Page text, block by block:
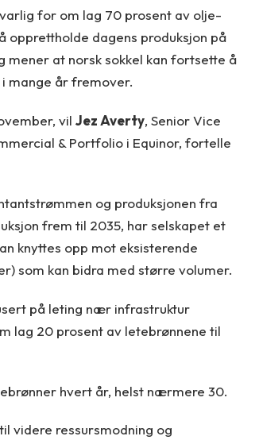
for om lag 70 prosent av olje-
opprettholde dagens produksjon på
mener at norsk sokkel kan fortsette å
mange år fremover.
vil Jez Averty, Senior Vice
& Portfolio i Equinor, fortelle
og produksjonen fra
frem til 2035, har selskapet et
knyttes opp mot eksisterende
som kan bidra med større volumer.
på leting nær infrastruktur
lag 20 prosent av letebrønnene til
hvert år, helst nærmere 30.
videre ressursmodning og